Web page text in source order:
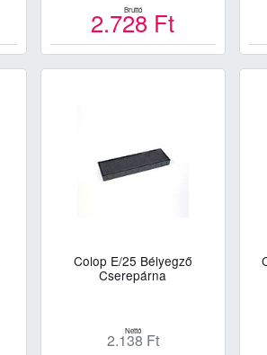
Bruttó
2.728 Ft
Colop E/25 Bélyegző
Cserepárna
Nettó
2.138 Ft